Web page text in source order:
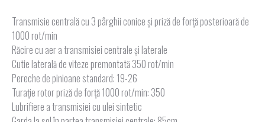
Transmisie centrală cu 3 pârghii conice şi priză de forță posterioară de
1000 rot/min
Răcire cu aer a transmisiei centrale și laterale
Cutie laterală de viteze premontată 350 rot/min
Pereche de pinioane standard: 19-26
Turaţie rotor priză de forță 1000 rot/min: 350
Lubrifiere a transmisiei cu ulei sintetic